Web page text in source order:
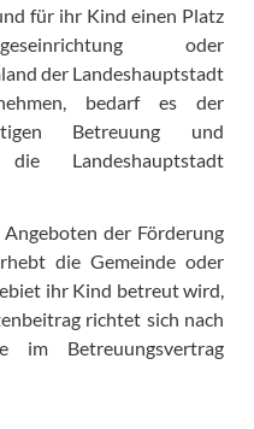
für ihr Kind einen Platz
oder
der Landeshauptstadt
bedarf es der
Betreuung und
Landeshauptstadt
der Förderung
die Gemeinde oder
ihr Kind betreut wird,
richtet sich nach
im Betreuungsvertrag